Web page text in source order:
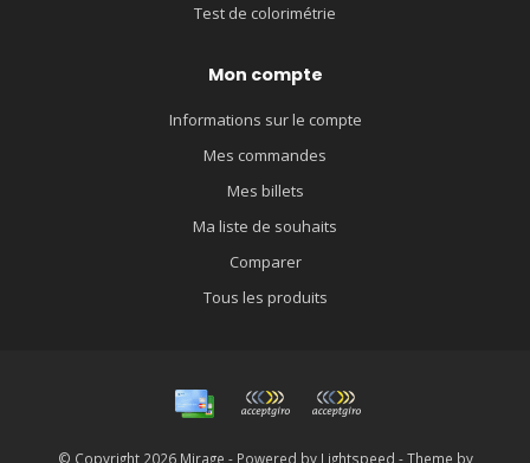
Test de colorimétrie
Mon compte
Informations sur le compte
Mes commandes
Mes billets
Ma liste de souhaits
Comparer
Tous les produits
© Copyright 2026 Mirage - Powered by Lightspeed - Theme by